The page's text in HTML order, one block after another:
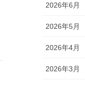
2026年6月
2026年5月
2026年4月
2026年3月